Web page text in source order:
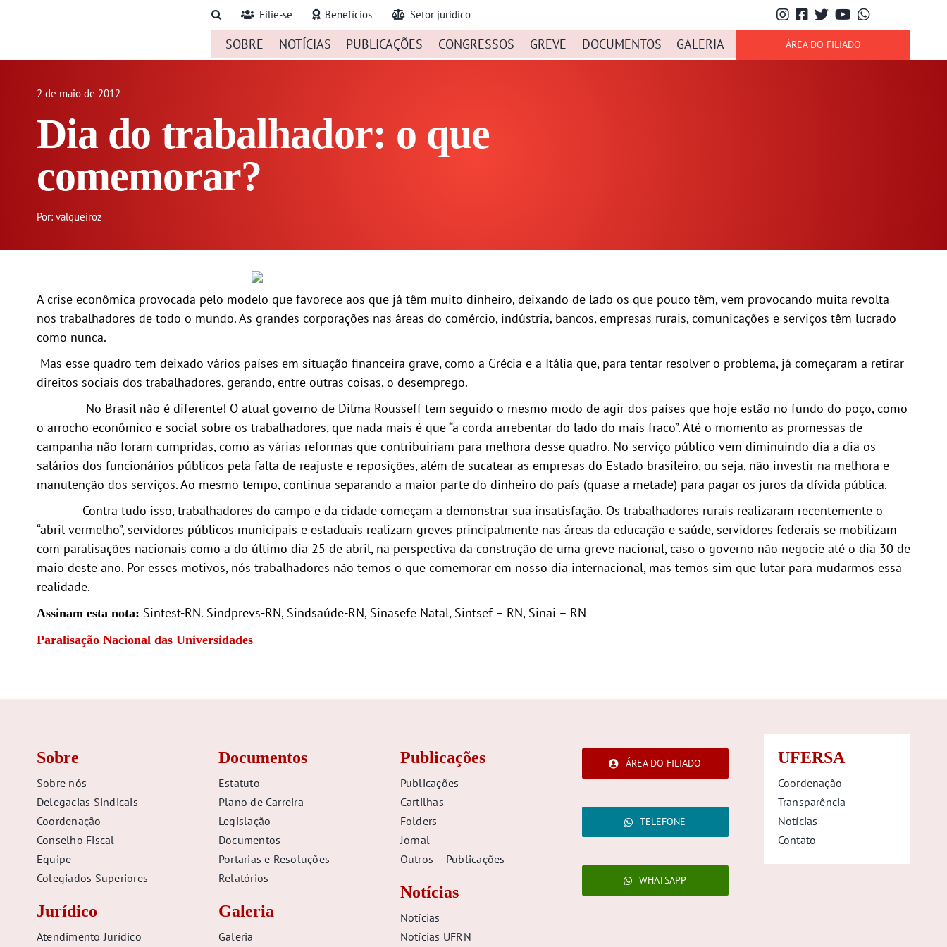
Filie-se Benefícios Setor jurídico
SOBRE NOTÍCIAS PUBLICAÇÕES CONGRESSOS GREVE DOCUMENTOS GALERIA ÁREA DO FILIADO
2 de maio de 2012
Dia do trabalhador: o que
comemorar?
Por: valqueiroz
A crise econômica provocada pelo modelo que favorece aos que já têm muito dinheiro, deixando de lado os que pouco têm, vem provocando muita revolta
nos trabalhadores de todo o mundo. As grandes corporações nas áreas do comércio, indústria, bancos, empresas rurais, comunicações e serviços têm lucrado
como nunca.
Mas esse quadro tem deixado vários países em situação financeira grave, como a Grécia e a Itália que, para tentar resolver o problema, já começaram a retirar
direitos sociais dos trabalhadores, gerando, entre outras coisas, o desemprego.
No Brasil não é diferente! O atual governo de Dilma Rousseff tem seguido o mesmo modo de agir dos países que hoje estão no fundo do poço, como
o arrocho econômico e social sobre os trabalhadores, que nada mais é que “a corda arrebentar do lado do mais fraco”. Até o momento as promessas de
campanha não foram cumpridas, como as várias reformas que contribuiriam para melhora desse quadro. No serviço público vem diminuindo dia a dia os
salários dos funcionários públicos pela falta de reajuste e reposições, além de sucatear as empresas do Estado brasileiro, ou seja, não investir na melhora e
manutenção dos serviços. Ao mesmo tempo, continua separando a maior parte do dinheiro do país (quase a metade) para pagar os juros da dívida pública.
Contra tudo isso, trabalhadores do campo e da cidade começam a demonstrar sua insatisfação. Os trabalhadores rurais realizaram recentemente o
“abril vermelho”, servidores públicos municipais e estaduais realizam greves principalmente nas áreas da educação e saúde, servidores federais se mobilizam
com paralisações nacionais como a do último dia 25 de abril, na perspectiva da construção de uma greve nacional, caso o governo não negocie até o dia 30 de
maio deste ano. Por esses motivos, nós trabalhadores não temos o que comemorar em nosso dia internacional, mas temos sim que lutar para mudarmos essa
realidade.
Assinam esta nota: Sintest-RN. Sindprevs-RN, Sindsaúde-RN, Sinasefe Natal, Sintsef – RN, Sinai – RN
Paralisação Nacional das Universidades
Sobre
Sobre nós
Delegacias Sindicais
Coordenação
Conselho Fiscal
Equipe
Colegiados Superiores
Jurídico
Atendimento Jurídico
Documentos
Estatuto
Plano de Carreira
Legislação
Documentos
Portarias e Resoluções
Relatórios
Galeria
Galeria
Publicações
Publicações
Cartilhas
Folders
Jornal
Outros – Publicações
Notícias
Notícias
Notícias UFRN
ÁREA DO FILIADO
TELEFONE
WHATSAPP
UFERSA
Coordenação
Transparência
Notícias
Contato